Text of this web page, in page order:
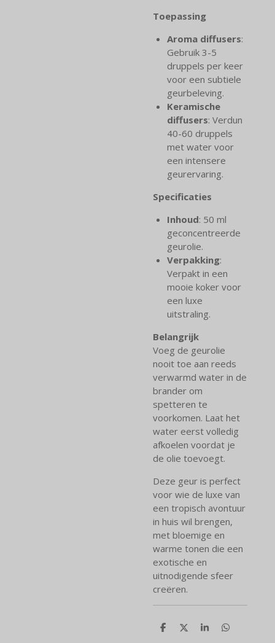
Toepassing
Aroma diffusers:
Gebruik 3-5
druppels per keer
voor een subtiele
geurbeleving.
Keramische
diffusers: Verdun
40-60 druppels
met water voor
een intensere
geurervaring.
Specificaties
Inhoud: 50 ml
geconcentreerde
geurolie.
Verpakking:
Verpakt in een
mooie koker voor
een luxe
uitstraling.
Belangrijk
Voeg de geurolie
nooit toe aan reeds
verwarmd water in de
brander om
spetteren te
voorkomen. Laat het
water eerst volledig
afkoelen voordat je
de olie toevoegt.
Deze geur is perfect
voor wie de luxe van
een tropisch avontuur
in huis wil brengen,
met bloemige en
warme tonen die een
exotische en
uitnodigende sfeer
creëren.
D
D
S
D